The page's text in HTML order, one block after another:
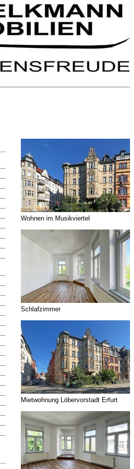
Wohnen im Musikviertel
Schlafzimmer
Mietwohnung Löbervorstadt Erfurt